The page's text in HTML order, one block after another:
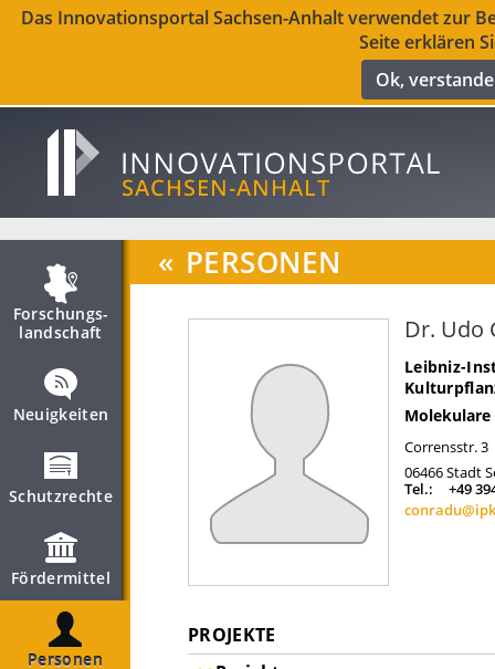
Das Innovationsportal Sachsen-Anhalt verwendet zur
Seite erklären
Ok,
Forschungs­
landschaft
Neuigkeiten
Schutzrechte
Fördermittel
Personen
« PERSONEN
Dr. Udo
Leibniz-
Molekulare
Corrensstr. 3
06466Stadt
Tel.:
+49
PROJEKTE